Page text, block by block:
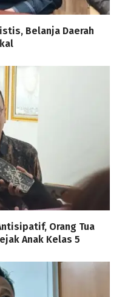
Belanja Daerah
Orang Tua
Anak Kelas 5